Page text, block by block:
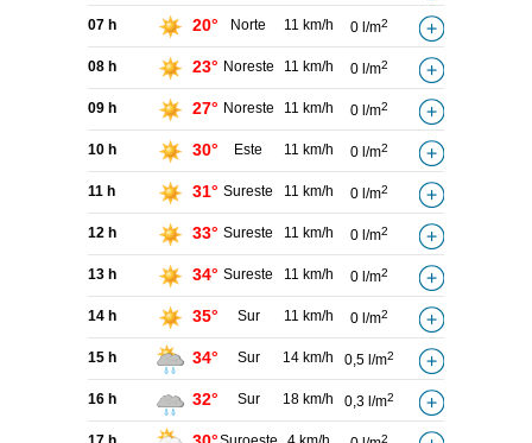
07 h 20° Norte 11 km/h 0 l/m2
08 h 23° Noreste 11 km/h 0 l/m2
09 h 27° Noreste 11 km/h 0 l/m2
10 h 30° Este 11 km/h 0 l/m2
11 h 31° Sureste 11 km/h 0 l/m2
12 h 33° Sureste 11 km/h 0 l/m2
13 h 34° Sureste 11 km/h 0 l/m2
14 h 35° Sur 11 km/h 0 l/m2
15 h 34° Sur 14 km/h 0,5 l/m2
16 h 32° Sur 18 km/h 0,3 l/m2
2